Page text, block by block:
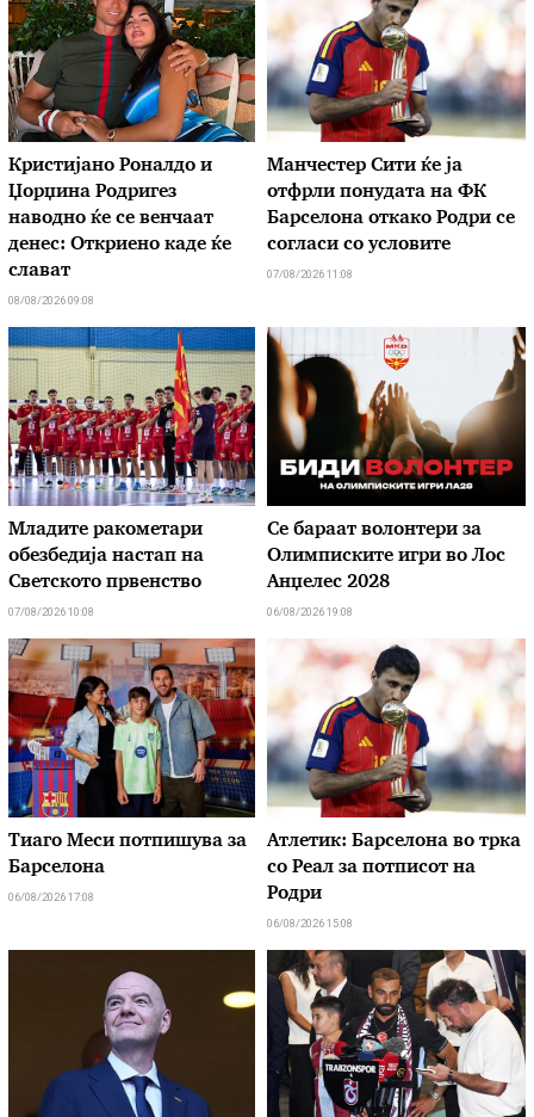
Кристијано Роналдо и
Џорџина Родригез
наводно ќе се венчаат
денес: Откриено каде ќе
слават
08/08/2026 09:08
Манчестер Сити ќе ја
отфрли понудата на ФК
Барселона откако Родри се
согласи со условите
07/08/2026 11:08
Младите ракометари
обезбедија настап на
Светското првенство
07/08/2026 10:08
Се бараат волонтери за
Олимписките игри во Лос
Анџелес 2028
06/08/2026 19:08
Тиаго Меси потпишува за
Барселона
06/08/2026 17:08
Атлетик: Барселона во трка
со Реал за потписот на
Родри
06/08/2026 15:08